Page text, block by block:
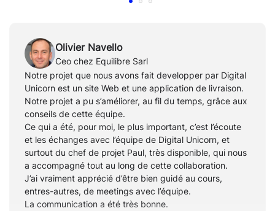
Olivier Navello
Ceo chez Equilibre Sarl
Notre projet que nous avons fait developper par Digital
Unicorn est un site Web et une application de livraison.
Notre projet a pu s’améliorer, au fil du temps, grâce aux
conseils de cette équipe.
Ce qui a été, pour moi, le plus important, c’est l’écoute
et les échanges avec l’équipe de Digital Unicorn, et
surtout du chef de projet Paul, très disponible, qui nous
a accompagné tout au long de cette collaboration.
J’ai vraiment apprécié d’être bien guidé au cours,
entres-autres, de meetings avec l’équipe.
La communication a été très bonne.